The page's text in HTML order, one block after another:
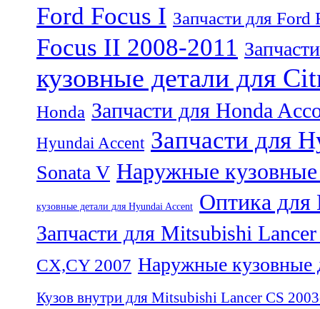
Ford Focus I Запчасти для
Focus II 2008-2011
кузовные детали для
Honda Запчасти для Honda
Hyundai Accent Запчасти для
Sonata V Наружные кузовные
кузовные детали для Hyundai Accent Оптика для
Запчасти для Mitsubishi
CX,CY 2007 Наружные кузовные
Кузов внутри для Mitsubishi Lancer CS